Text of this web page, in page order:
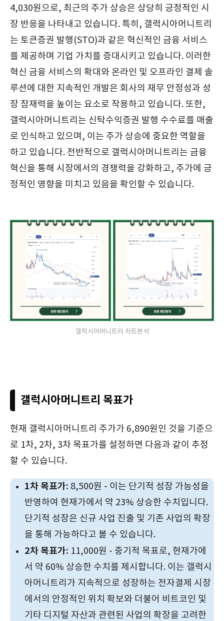
4,030원으로, 최근의 주가 상승은 상당히 긍정적인 시
장 반응을 나타내고 있습니다. 특히, 갤럭시아머니트리
는 토큰증권 발행(STO)과 같은 혁신적인 금융 서비스
를 제공하며 기업 가치를 증대시키고 있습니다. 이러한
혁신 금융 서비스의 확대와 온라인 및 오프라인 결제 솔
루션에 대한 지속적인 개발은 회사의 재무 안정성과 성
장 잠재력을 높이는 요소로 작용하고 있습니다. 또한,
갤럭시아머니트리는 신탁수익증권 발행 수수료를 매출
로 인식하고 있으며, 이는 주가 상승에 중요한 역할을
하고 있습니다. 전반적으로 갤럭시아머니트리는 금융
혁신을 통해 시장에서의 경쟁력을 강화하고, 주가에 긍
정적인 영향을 미치고 있음을 확인할 수 있습니다.
갤럭시아머니트리 차트분석
갤럭시아머니트리 목표가
현재 갤럭시아머니트리 주가가 6,890원인 것을 기준으
로 1차, 2차, 3차 목표가를 설정하면 다음과 같이 추정
할 수 있습니다​.
1차 목표가: 8,500원 - 이는 단기적 성장 가능성을
반영하여 현재가에서 약 23% 상승한 수치입니다.
단기적 성장은 신규 사업 진출 및 기존 사업의 확장
을 통해 가능하다고 볼 수 있습니다.
2차 목표가: 11,000원 - 중기적 목표로, 현재가에
서 약 60% 상승한 수치를 제시합니다. 이는 갤럭시
아머니트리가 지속적으로 성장하는 전자결제 시장
에서의 안정적인 위치 확보와 더불어 비트코인 및
기타 디지털 자산과 관련된 사업의 확장을 고려한